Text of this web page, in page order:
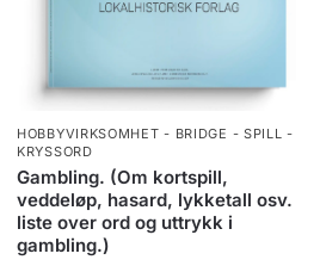
HOBBYVIRKSOMHET - BRIDGE - SPILL -
KRYSSORD
Gambling. (Om kortspill,
veddeløp, hasard, lykketall osv.
liste over ord og uttrykk i
gambling.)